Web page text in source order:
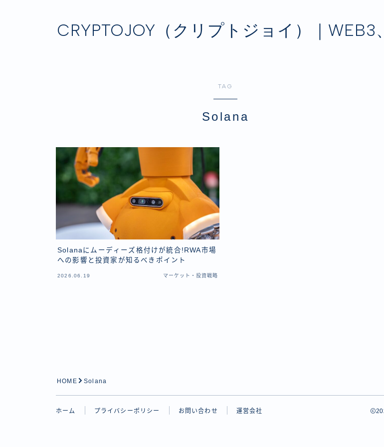
CRYPTOJOY（クリプトジョイ）｜
TAG
Solana
Solanaにムーディーズ格付けが統合!RWA市場
への影響と投資家が知るべきポイント
2026.06.19 マーケット・投資戦略
HOME Solana
ホーム プライバシーポリシー お問い合わせ 運営会社